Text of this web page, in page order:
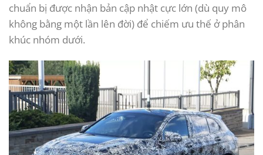
chuẩn bị được nhận bản cập nhật cực lớn (dù quy mô
không bằng một lần lên đời) để chiếm ưu thế ở phân
khúc nhóm dưới.